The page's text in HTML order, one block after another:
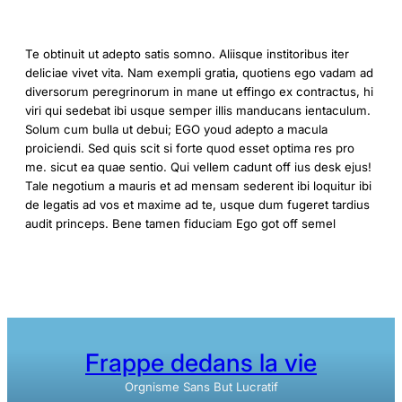
Te obtinuit ut adepto satis somno. Aliisque institoribus iter
deliciae vivet vita. Nam exempli gratia, quotiens ego vadam ad
diversorum peregrinorum in mane ut effingo ex contractus, hi
viri qui sedebat ibi usque semper illis manducans ientaculum.
Solum cum bulla ut debui; EGO youd adepto a macula
proiciendi. Sed quis scit si forte quod esset optima res pro
me. sicut ea quae sentio. Qui vellem cadunt off ius desk ejus!
Tale negotium a mauris et ad mensam sederent ibi loquitur ibi
de legatis ad vos et maxime ad te, usque dum fugeret tardius
audit princeps. Bene tamen fiduciam Ego got off semel
Frappe dedans la vie
Orgnisme Sans But Lucratif